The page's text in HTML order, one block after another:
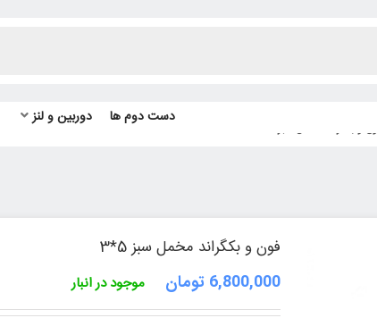
دست دوم ها دوربین و لنز
فون و بکگراند مخمل سبز 5*3
فون و بکگراند مخمل سبز 5*3
6,800,000 تومان موجود در انبار